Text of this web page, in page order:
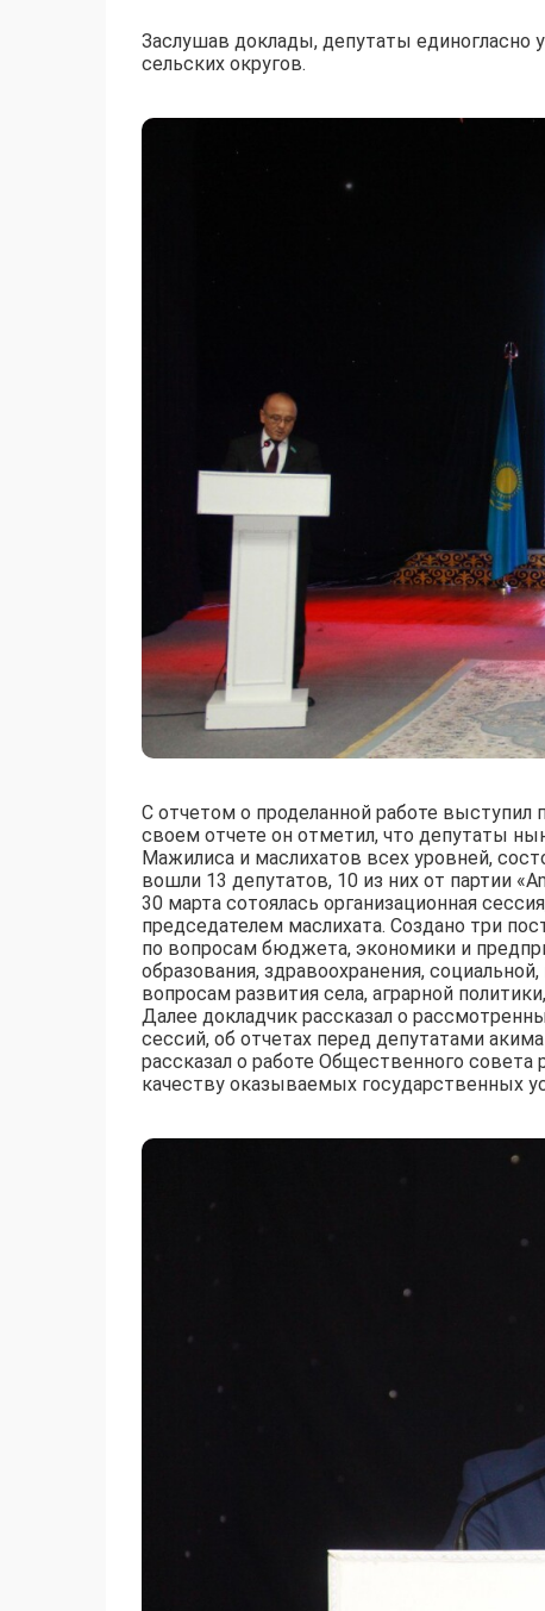
Заслушав доклады, депутаты
сельских округов.
С отчетом о проделанной работе выступил
своем отчете он отметил, что депутаты
Мажилиса и маслихатов всех уровней,
вошли 13 депутатов, 10 из них от партии
30 марта сотоялась организационная
председателем маслихата. Создано три
по вопросам бюджета, экономики и
образования, здравоохранения,
вопросам развития села, аграрной
Далее докладчик рассказал о
сессий, об отчетах перед депутатами
рассказал о работе Общественного
качеству оказываемых государственных